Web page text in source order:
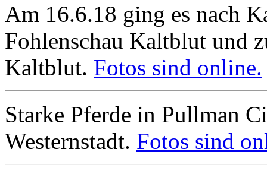
Am 16.6.18 ging es nach
Fohlenschau Kaltblut und
Kaltblut. Fotos sind online.
Starke Pferde in Pullman
Westernstadt. Fotos sind